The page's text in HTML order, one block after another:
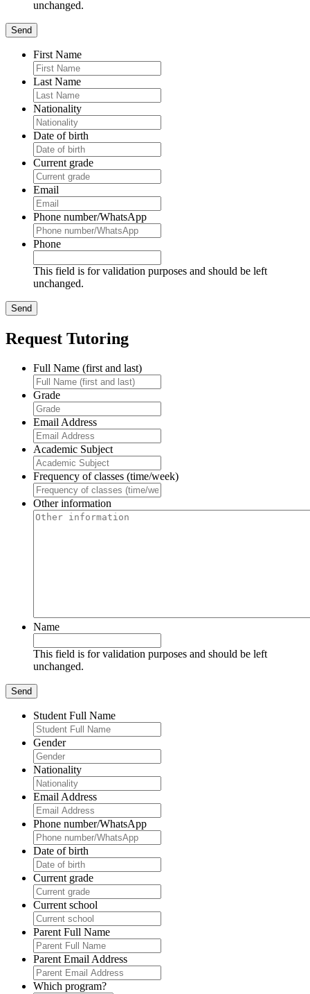
unchanged.
First Name
Last Name
Nationality
Date of birth
Current grade
Email
Phone number/WhatsApp
Phone
This field is for validation purposes and should be left
unchanged.
Request Tutoring
Full Name (first and last)
Grade
Email Address
Academic Subject
Frequency of classes (time/week)
Other information
Name
This field is for validation purposes and should be left
unchanged.
Student Full Name
Gender
Nationality
Email Address
Phone number/WhatsApp
Date of birth
Current grade
Current school
Parent Full Name
Parent Email Address
Which program?